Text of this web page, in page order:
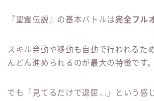
『聖霊伝説』の基本バトルは完全フル
スキル発動や移動も自動で行われるた
んどん進められるのが最大の特徴です。
でも「見てるだけで退屈…」という感